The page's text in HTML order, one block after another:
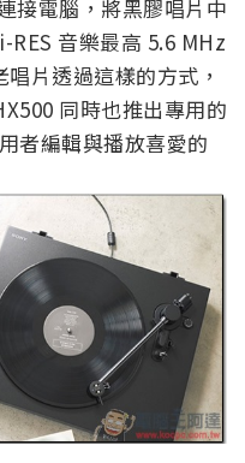
接電腦，將黑膠唱片中
音樂最高 5.6 MHz
片透過這樣的方式，
同時也推出專用的
者編輯與播放喜愛的